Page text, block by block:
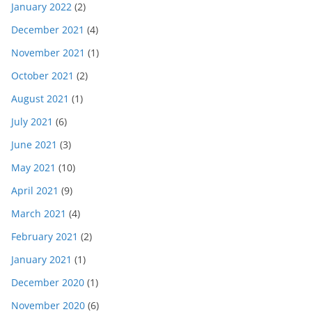
January 2022 (2)
December 2021 (4)
November 2021 (1)
October 2021 (2)
August 2021 (1)
July 2021 (6)
June 2021 (3)
May 2021 (10)
April 2021 (9)
March 2021 (4)
February 2021 (2)
January 2021 (1)
December 2020 (1)
November 2020 (6)